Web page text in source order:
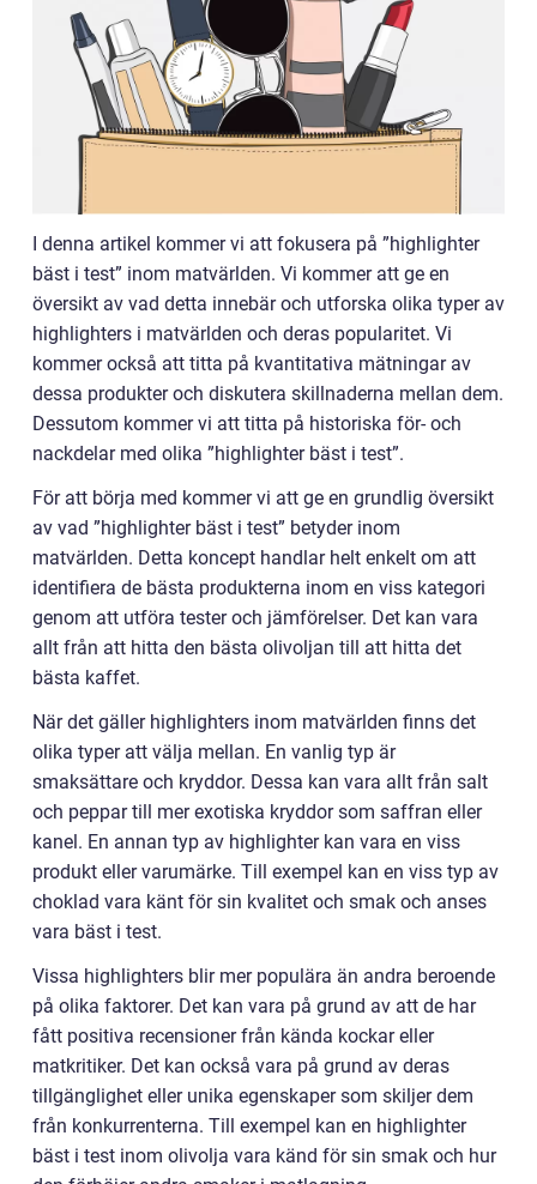
I denna artikel kommer vi att fokusera på ”highlighter
bäst i test” inom matvärlden. Vi kommer att ge en
översikt av vad detta innebär och utforska olika typer av
highlighters i matvärlden och deras popularitet. Vi
kommer också att titta på kvantitativa mätningar av
dessa produkter och diskutera skillnaderna mellan dem.
Dessutom kommer vi att titta på historiska för- och
nackdelar med olika ”highlighter bäst i test”.
För att börja med kommer vi att ge en grundlig översikt
av vad ”highlighter bäst i test” betyder inom
matvärlden. Detta koncept handlar helt enkelt om att
identifiera de bästa produkterna inom en viss kategori
genom att utföra tester och jämförelser. Det kan vara
allt från att hitta den bästa olivoljan till att hitta det
bästa kaffet.
När det gäller highlighters inom matvärlden finns det
olika typer att välja mellan. En vanlig typ är
smaksättare och kryddor. Dessa kan vara allt från salt
och peppar till mer exotiska kryddor som saffran eller
kanel. En annan typ av highlighter kan vara en viss
produkt eller varumärke. Till exempel kan en viss typ av
choklad vara känt för sin kvalitet och smak och anses
vara bäst i test.
Vissa highlighters blir mer populära än andra beroende
på olika faktorer. Det kan vara på grund av att de har
fått positiva recensioner från kända kockar eller
matkritiker. Det kan också vara på grund av deras
tillgänglighet eller unika egenskaper som skiljer dem
från konkurrenterna. Till exempel kan en highlighter
bäst i test inom olivolja vara känd för sin smak och hur